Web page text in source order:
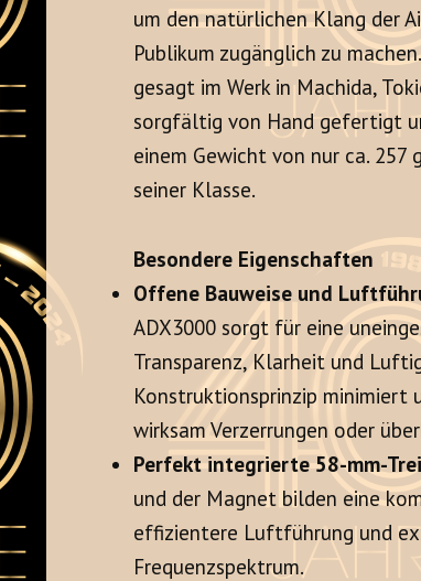
um den natürlichen Klang der
Publikum zugänglich zu machen
gesagt im Werk in Machida,
sorgfältig von Hand gefertigt
einem Gewicht von nur ca.
seiner Klasse.
Besondere Eigenschaften
Offene Bauweise und
ADX3000 sorgt für eine
Transparenz, Klarheit und
Konstruktionsprinzip minimiert
wirksam Verzerrungen oder
Perfekt integrierte 58-mm-
und der Magnet bilden eine
effizientere Luftführung und
Frequenzspektrum.